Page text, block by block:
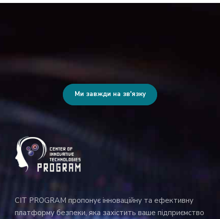
Ми завжди на зв'язку
CIT PROGRAM пропонує інноваційну та ефективну
платформу безпеки, яка захістить ваше підприємство